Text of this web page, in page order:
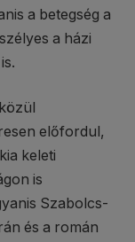
a betegség a
a házi
előfordul,
keleti
is
Szabolcs-
és a román